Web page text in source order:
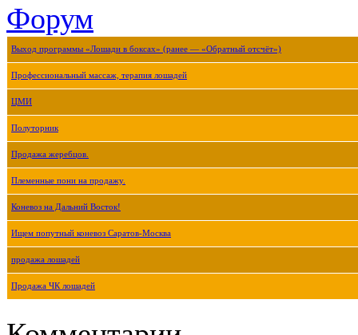
Форум
Выход программы «Лошади в боксах» (ранее — «Обратный отсчёт»)
Профессиональный массаж, терапия лошадей
ЦМИ
Полуторник
Продажа жеребцов.
Племенные пони на продажу.
Коневоз на Дальний Восток!
Ищем попутный коневоз Саратов-Москва
продажа лошадей
Продажа ЧК лошадей